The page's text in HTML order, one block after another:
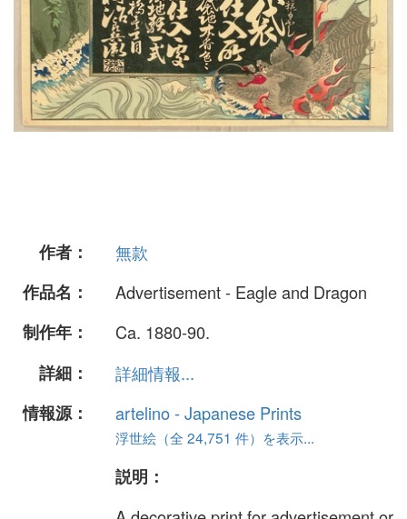
作者：
無款
作品名：
Advertisement - Eagle and Dragon
制作年：
Ca. 1880-90.
詳細：
詳細情報...
情報源：
artelino - Japanese Prints
浮世絵（全 24,751 件）を表示...
説明：